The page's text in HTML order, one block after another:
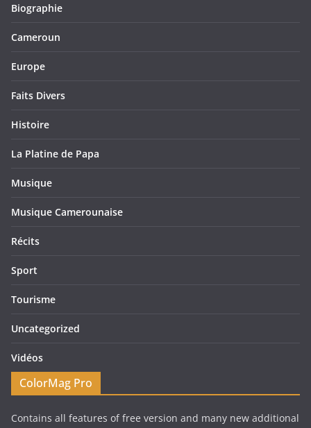
Biographie
Cameroun
Europe
Faits Divers
Histoire
La Platine de Papa
Musique
Musique Camerounaise
Récits
Sport
Tourisme
Uncategorized
Vidéos
ColorMag Pro
Contains all features of free version and many new additional